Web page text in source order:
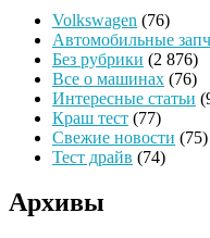
Volkswagen (76)
Автомобильные
Без рубрики (2 876)
Все о машинах (76)
Интересные статьи
Краш тест (77)
Свежие новости (75)
Тест драйв (74)
Архивы